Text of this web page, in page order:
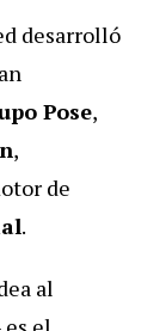
desarrolló
Pose,
,
de
.
al